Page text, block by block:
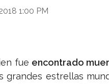
1:00 PM
fue encontrado
grandes estrellas